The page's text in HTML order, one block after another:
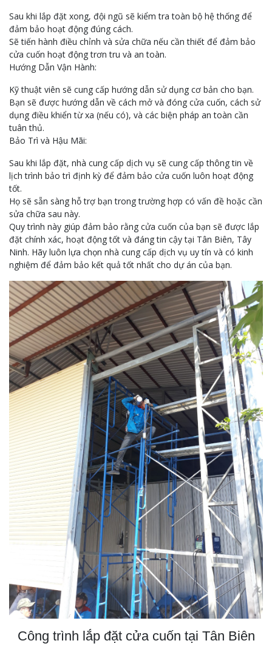
Sau khi lắp đặt xong, đội ngũ sẽ kiểm tra toàn bộ hệ thống để
đảm bảo hoạt động đúng cách.
Sẽ tiến hành điều chỉnh và sửa chữa nếu cần thiết để đảm bảo
cửa cuốn hoạt động trơn tru và an toàn.
Hướng Dẫn Vận Hành:
Kỹ thuật viên sẽ cung cấp hướng dẫn sử dụng cơ bản cho bạn.
Bạn sẽ được hướng dẫn về cách mở và đóng cửa cuốn, cách sử
dụng điều khiển từ xa (nếu có), và các biện pháp an toàn cần
tuân thủ.
Bảo Trì và Hậu Mãi:
Sau khi lắp đặt, nhà cung cấp dịch vụ sẽ cung cấp thông tin về
lịch trình bảo trì định kỳ để đảm bảo cửa cuốn luôn hoạt động
tốt.
Họ sẽ sẵn sàng hỗ trợ bạn trong trường hợp có vấn đề hoặc cần
sửa chữa sau này.
Quy trình này giúp đảm bảo rằng cửa cuốn của bạn sẽ được lắp
đặt chính xác, hoạt động tốt và đáng tin cậy tại Tân Biên, Tây
Ninh. Hãy luôn lựa chọn nhà cung cấp dịch vụ uy tín và có kinh
nghiệm để đảm bảo kết quả tốt nhất cho dự án của bạn.
Công trình lắp đặt cửa cuốn tại Tân Biên